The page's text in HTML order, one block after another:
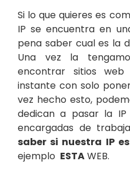
Si lo que quieres es
IP se encuentra en
pena saber cual es la
Una vez la
encontrar sitios
instante con solo
vez hecho esto,
dedican a pasar la
encargadas de
saber si nuestra IP
ejemplo ESTAWEB.